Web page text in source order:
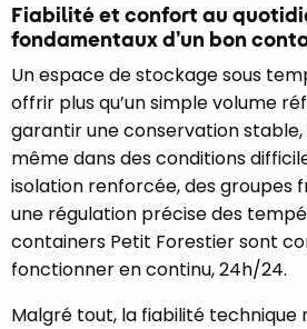
Fiabilité et confort au
fondamentaux d’un bon
Un espace de stockage sous
offrir plus qu’un simple volume
garantir une conservation stable,
même dans des conditions
isolation renforcée, des groupes
une régulation précise des
containers Petit Forestier sont
fonctionner en continu, 24h/24.
Malgré tout, la fiabilité technique